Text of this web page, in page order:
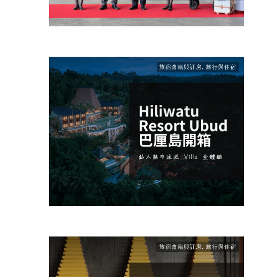
旅宿會籍與訂房, 旅行與住宿
旅宿會籍與訂房, 旅行與住宿